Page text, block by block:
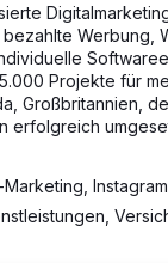
Werbung,
Projekte für
Großbritannien,
erfolgreich